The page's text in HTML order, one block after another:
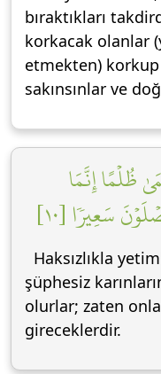
bıraktıkları
korkacak olanlar
etmekten)
sakınsınlar ve
ظُلۡمًا إِنَّمَا
سَعِيرٗا [١٠]
Haksızlıkla
şüphesiz
olurlar; zaten
gireceklerdir.